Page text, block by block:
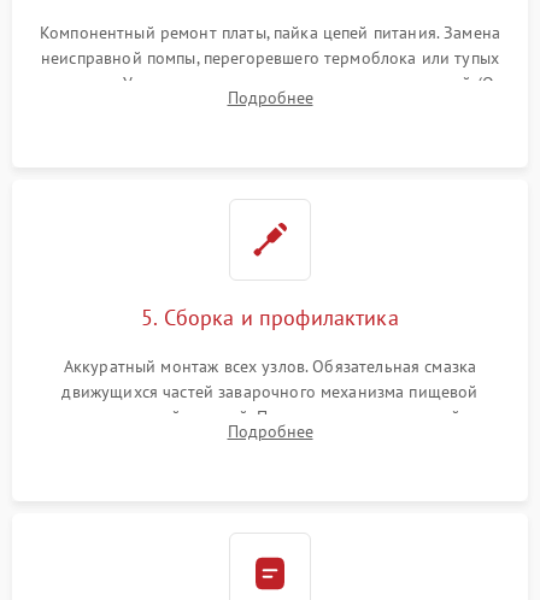
Компонентный ремонт платы, пайка цепей питания. Замена
неисправной помпы, перегоревшего термоблока или тупых
жерновов. Установка новых силиконовых уплотнителей (O-
ring) и тефлоновых трубок для надежного устранения
Подробнее
5. Сборка и профилактика
Аккуратный монтаж всех узлов. Обязательная смазка
движущихся частей заварочного механизма пищевой
силиконовой смазкой. Проведение программной
декальцинации и очистки системы от кофейных масел.
Подробнее